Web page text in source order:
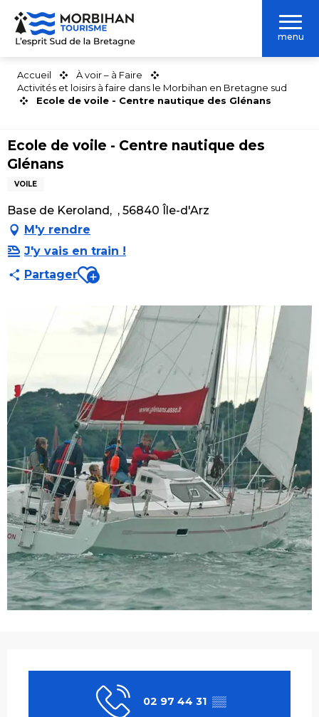
Aller
contenu
menu
Accueil
À voir – à Faire
Activités et loisirs à faire dans le Morbihan en Bretagne sud
Ecole de voile - Centre nautique des Glénans
Ecole de voile - Centre nautique des
Glénans
VOILE
Base de Keroland, , 56840 Île-d'Arz
M'y rendre
J'y vais en train !
PartagerAjouter aux favoris
02 97 44 31 ▒▒